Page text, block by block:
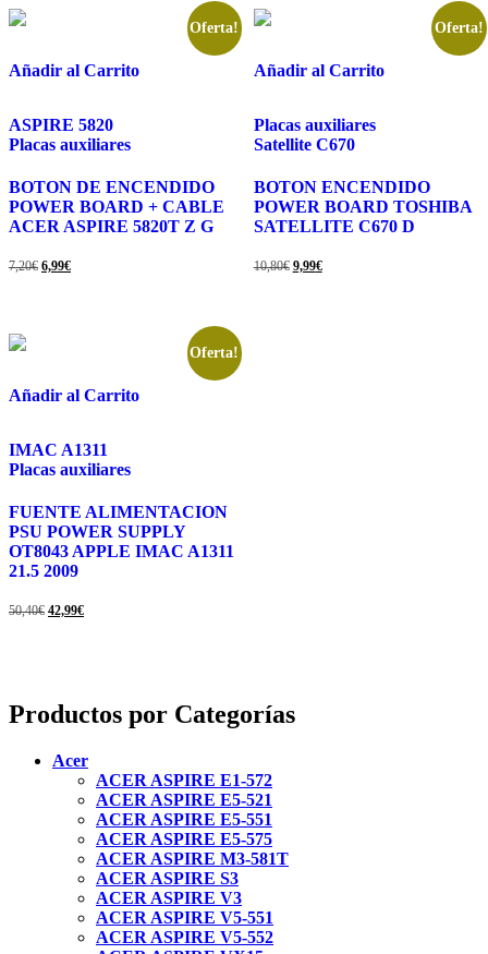
Añadir al Carrito
Oferta!
ASPIRE 5820
Placas auxiliares
BOTON DE ENCENDIDO
POWER BOARD + CABLE
ACER ASPIRE 5820T Z G
7,20€ El
6,99€El
Añadir al Carrito
Oferta!
Placas auxiliares
Satellite C670
BOTON ENCENDIDO
POWER BOARD TOSHIBA
SATELLITE C670 D
10,80€ El
9,99€El
Añadir al Carrito
Oferta!
IMAC A1311
Placas auxiliares
FUENTE ALIMENTACION
PSU POWER SUPPLY
OT8043 APPLE IMAC A1311
21.5 2009
50,40€ El
42,99€El
Productos por Categorías
Acer
ACER ASPIRE E1-572
ACER ASPIRE E5-521
ACER ASPIRE E5-551
ACER ASPIRE E5-575
ACER ASPIRE M3-581T
ACER ASPIRE S3
ACER ASPIRE V3
ACER ASPIRE V5-551
ACER ASPIRE V5-552